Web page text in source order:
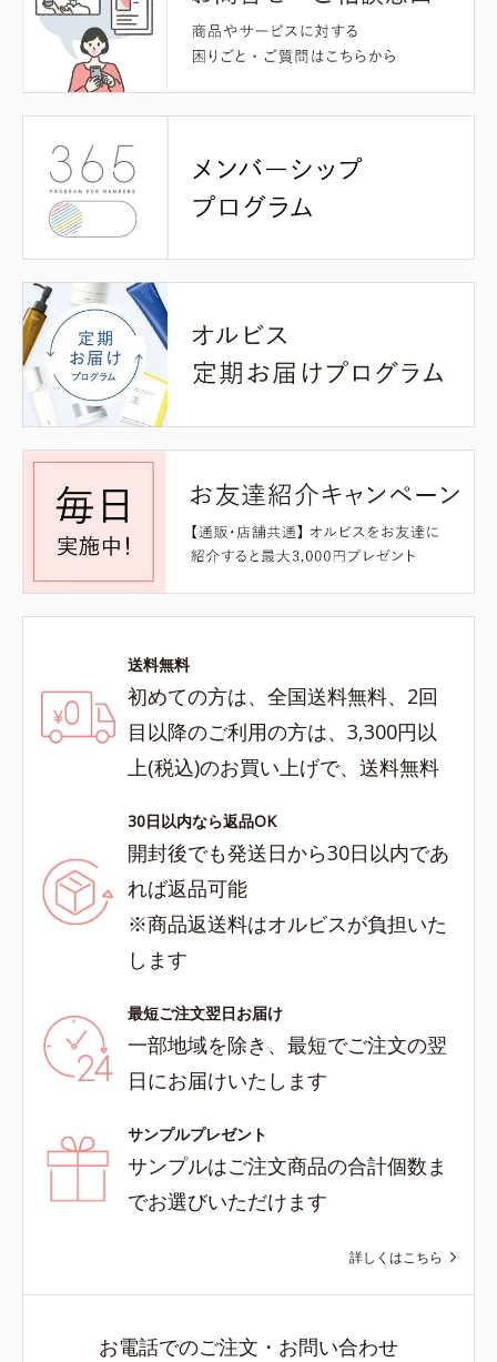
送料無料
初めての方は、全国送料無料、2回
目以降のご利用の方は、3,300円以
上(税込)のお買い上げで、送料無料
30日以内なら返品OK
開封後でも発送日から30日以内であ
れば返品可能
※商品返送料はオルビスが負担いた
します
最短ご注文翌日お届け
一部地域を除き、最短でご注文の翌
日にお届けいたします
サンプルプレゼント
サンプルはご注文商品の合計個数ま
でお選びいただけます
詳しくはこちら
お電話でのご注文・お問い合わせ